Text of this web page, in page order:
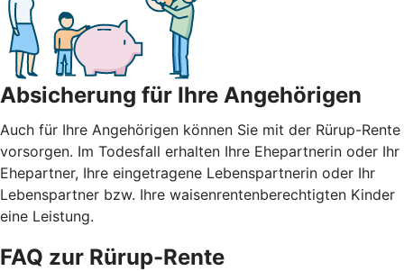
Absicherung für Ihre Angehörigen
Auch für Ihre Angehörigen können Sie mit der Rürup-Rente
vorsorgen. Im Todesfall erhalten Ihre Ehepartnerin oder Ihr
Ehepartner, Ihre eingetragene Lebenspartnerin oder Ihr
Lebenspartner bzw. Ihre waisenrentenberechtigten Kinder
eine Leistung.
FAQ zur Rürup-Rente